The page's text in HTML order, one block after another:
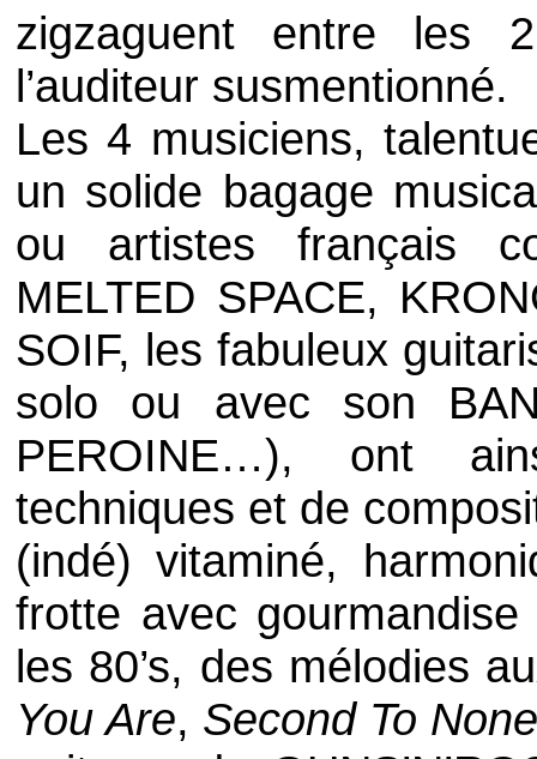
zigzaguent entre les
l’auditeur susmentionné.
Les 4 musiciens,
un solide bagage
ou artistes français
MELTED SPACE,
SOIF, les fabuleux
solo ou avec son
PEROINE…), ont
techniques et de
(indé) vitaminé,
frotte avec
les 80’s, des mélodies
You Are, Second To None